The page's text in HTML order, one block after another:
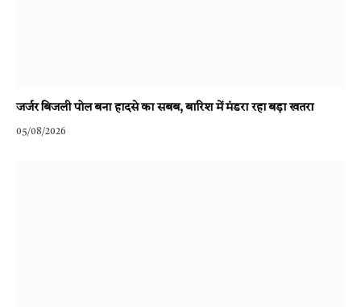
जर्जर बिजली पोल बना हादसे का सबब, बारिश में मंडरा रहा बड़ा खतरा
05/08/2026